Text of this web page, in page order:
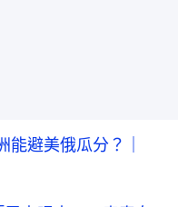
避美俄瓜分？｜